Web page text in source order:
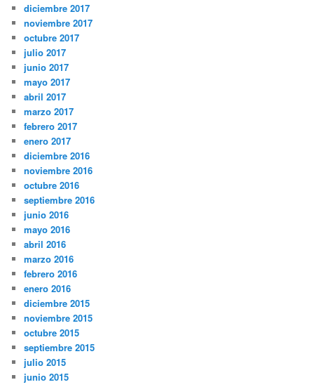
diciembre 2017
noviembre 2017
octubre 2017
julio 2017
junio 2017
mayo 2017
abril 2017
marzo 2017
febrero 2017
enero 2017
diciembre 2016
noviembre 2016
octubre 2016
septiembre 2016
junio 2016
mayo 2016
abril 2016
marzo 2016
febrero 2016
enero 2016
diciembre 2015
noviembre 2015
octubre 2015
septiembre 2015
julio 2015
junio 2015